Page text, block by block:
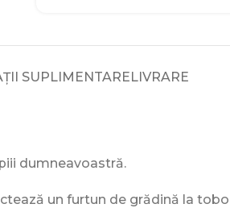
SUPLIMENTARELIVRARE
dumneavoastră.
un furtun de grădină la